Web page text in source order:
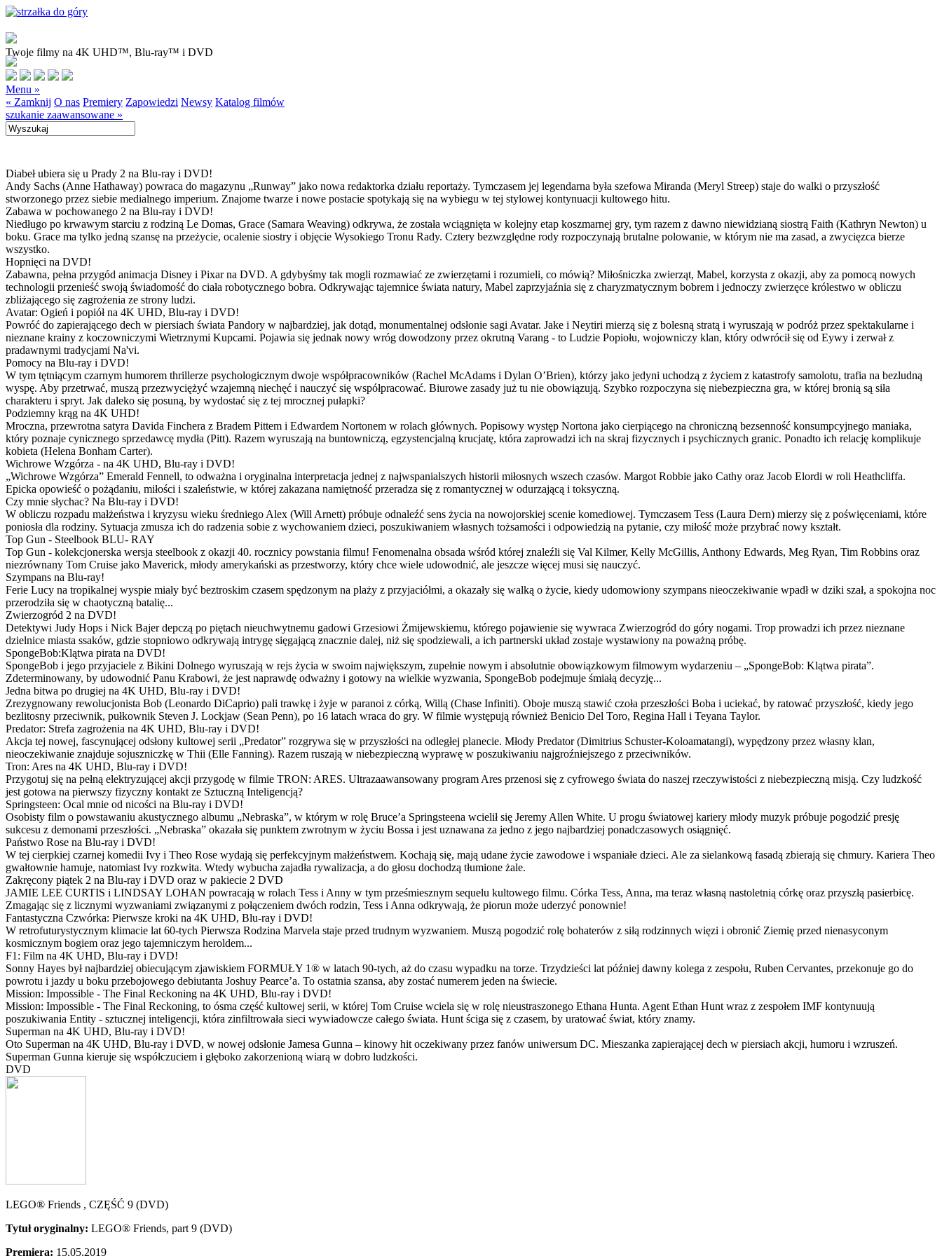
Twoje filmy na 4K UHD™, Blu-ray™ i DVD
Menu »
« Zamknij O nas Premiery Zapowiedzi Newsy Katalog filmów
szukanie zaawansowane »
Diabeł ubiera się u Prady 2 na Blu-ray i DVD!
Andy Sachs (Anne Hathaway) powraca do magazynu „Runway” jako nowa redaktorka działu reportaży. Tymczasem jej legendarna była szefowa Miranda (Meryl Streep) staje do walki o przyszłość
stworzonego przez siebie medialnego imperium. Znajome twarze i nowe postacie spotykają się na wybiegu w tej stylowej kontynuacji kultowego hitu.
Zabawa w pochowanego 2 na Blu-ray i DVD!
Niedługo po krwawym starciu z rodziną Le Domas, Grace (Samara Weaving) odkrywa, że została wciągnięta w kolejny etap koszmarnej gry, tym razem z dawno niewidzianą siostrą Faith (Kathryn Newton) u
boku. Grace ma tylko jedną szansę na przeżycie, ocalenie siostry i objęcie Wysokiego Tronu Rady. Cztery bezwzględne rody rozpoczynają brutalne polowanie, w którym nie ma zasad, a zwycięzca bierze
wszystko.
Hopnięci na DVD!
Zabawna, pełna przygód animacja Disney i Pixar na DVD. A gdybyśmy tak mogli rozmawiać ze zwierzętami i rozumieli, co mówią? Miłośniczka zwierząt, Mabel, korzysta z okazji, aby za pomocą nowych
technologii przenieść swoją świadomość do ciała robotycznego bobra. Odkrywając tajemnice świata natury, Mabel zaprzyjaźnia się z charyzmatycznym bobrem i jednoczy zwierzęce królestwo w obliczu
zbliżającego się zagrożenia ze strony ludzi.
Avatar: Ogień i popiół na 4K UHD, Blu-ray i DVD!
Powróć do zapierającego dech w piersiach świata Pandory w najbardziej, jak dotąd, monumentalnej odsłonie sagi Avatar. Jake i Neytiri mierzą się z bolesną stratą i wyruszają w podróż przez spektakularne i
nieznane krainy z koczowniczymi Wietrznymi Kupcami. Pojawia się jednak nowy wróg dowodzony przez okrutną Varang - to Ludzie Popiołu, wojowniczy klan, który odwrócił się od Eywy i zerwał z
pradawnymi tradycjami Na'vi.
Pomocy na Blu-ray i DVD!
W tym tętniącym czarnym humorem thrillerze psychologicznym dwoje współpracowników (Rachel McAdams i Dylan O’Brien), którzy jako jedyni uchodzą z życiem z katastrofy samolotu, trafia na bezludną
wyspę. Aby przetrwać, muszą przezwyciężyć wzajemną niechęć i nauczyć się współpracować. Biurowe zasady już tu nie obowiązują. Szybko rozpoczyna się niebezpieczna gra, w której bronią są siła
charakteru i spryt. Jak daleko się posuną, by wydostać się z tej mrocznej pułapki?
Podziemny krąg na 4K UHD!
Mroczna, przewrotna satyra Davida Finchera z Bradem Pittem i Edwardem Nortonem w rolach głównych. Popisowy występ Nortona jako cierpiącego na chroniczną bezsenność konsumpcyjnego maniaka,
który poznaje cynicznego sprzedawcę mydła (Pitt). Razem wyruszają na buntowniczą, egzystencjalną krucjatę, która zaprowadzi ich na skraj fizycznych i psychicznych granic. Ponadto ich relację komplikuje
kobieta (Helena Bonham Carter).
Wichrowe Wzgórza - na 4K UHD, Blu-ray i DVD!
„Wichrowe Wzgórza” Emerald Fennell, to odważna i oryginalna interpretacja jednej z najwspanialszych historii miłosnych wszech czasów. Margot Robbie jako Cathy oraz Jacob Elordi w roli Heathcliffa.
Epicka opowieść o pożądaniu, miłości i szaleństwie, w której zakazana namiętność przeradza się z romantycznej w odurzającą i toksyczną.
Czy mnie słychac? Na Blu-ray i DVD!
W obliczu rozpadu małżeństwa i kryzysu wieku średniego Alex (Will Arnett) próbuje odnaleźć sens życia na nowojorskiej scenie komediowej. Tymczasem Tess (Laura Dern) mierzy się z poświęceniami, które
poniosła dla rodziny. Sytuacja zmusza ich do radzenia sobie z wychowaniem dzieci, poszukiwaniem własnych tożsamości i odpowiedzią na pytanie, czy miłość może przybrać nowy kształt.
Top Gun - Steelbook BLU- RAY
Top Gun - kolekcjonerska wersja steelbook z okazji 40. rocznicy powstania filmu! Fenomenalna obsada wśród której znaleźli się Val Kilmer, Kelly McGillis, Anthony Edwards, Meg Ryan, Tim Robbins oraz
niezrównany Tom Cruise jako Maverick, młody amerykański as przestworzy, który chce wiele udowodnić, ale jeszcze więcej musi się nauczyć.
Szympans na Blu-ray!
Ferie Lucy na tropikalnej wyspie miały być beztroskim czasem spędzonym na plaży z przyjaciółmi, a okazały się walką o życie, kiedy udomowiony szympans nieoczekiwanie wpadł w dziki szał, a spokojna noc
przerodziła się w chaotyczną batalię...
Zwierzogród 2 na DVD!
Detektywi Judy Hops i Nick Bajer depczą po piętach nieuchwytnemu gadowi Grzesiowi Żmijewskiemu, którego pojawienie się wywraca Zwierzogród do góry nogami. Trop prowadzi ich przez nieznane
dzielnice miasta ssaków, gdzie stopniowo odkrywają intrygę sięgającą znacznie dalej, niż się spodziewali, a ich partnerski układ zostaje wystawiony na poważną próbę.
SpongeBob:Klątwa pirata na DVD!
SpongeBob i jego przyjaciele z Bikini Dolnego wyruszają w rejs życia w swoim największym, zupełnie nowym i absolutnie obowiązkowym filmowym wydarzeniu – „SpongeBob: Klątwa pirata”.
Zdeterminowany, by udowodnić Panu Krabowi, że jest naprawdę odważny i gotowy na wielkie wyzwania, SpongeBob podejmuje śmiałą decyzję...
Jedna bitwa po drugiej na 4K UHD, Blu-ray i DVD!
Zrezygnowany rewolucjonista Bob (Leonardo DiCaprio) pali trawkę i żyje w paranoi z córką, Willą (Chase Infiniti). Oboje muszą stawić czoła przeszłości Boba i uciekać, by ratować przyszłość, kiedy jego
bezlitosny przeciwnik, pułkownik Steven J. Lockjaw (Sean Penn), po 16 latach wraca do gry. W filmie występują również Benicio Del Toro, Regina Hall i Teyana Taylor.
Predator: Strefa zagrożenia na 4K UHD, Blu-ray i DVD!
Akcja tej nowej, fascynującej odsłony kultowej serii „Predator” rozgrywa się w przyszłości na odległej planecie. Młody Predator (Dimitrius Schuster-Koloamatangi), wypędzony przez własny klan,
nieoczekiwanie znajduje sojuszniczkę w Thii (Elle Fanning). Razem ruszają w niebezpieczną wyprawę w poszukiwaniu najgroźniejszego z przeciwników.
Tron: Ares na 4K UHD, Blu-ray i DVD!
Przygotuj się na pełną elektryzującej akcji przygodę w filmie TRON: ARES. Ultrazaawansowany program Ares przenosi się z cyfrowego świata do naszej rzeczywistości z niebezpieczną misją. Czy ludzkość
jest gotowa na pierwszy fizyczny kontakt ze Sztuczną Inteligencją?
Springsteen: Ocal mnie od nicości na Blu-ray i DVD!
Osobisty film o powstawaniu akustycznego albumu „Nebraska”, w którym w rolę Bruce’a Springsteena wcielił się Jeremy Allen White. U progu światowej kariery młody muzyk próbuje pogodzić presję
sukcesu z demonami przeszłości. „Nebraska” okazała się punktem zwrotnym w życiu Bossa i jest uznawana za jedno z jego najbardziej ponadczasowych osiągnięć.
Państwo Rose na Blu-ray i DVD!
W tej cierpkiej czarnej komedii Ivy i Theo Rose wydają się perfekcyjnym małżeństwem. Kochają się, mają udane życie zawodowe i wspaniałe dzieci. Ale za sielankową fasadą zbierają się chmury. Kariera Theo
gwałtownie hamuje, natomiast Ivy rozkwita. Wtedy wybucha zajadła rywalizacja, a do głosu dochodzą tłumione żale.
Zakręcony piątek 2 na Blu-ray i DVD oraz w pakiecie 2 DVD
JAMIE LEE CURTIS i LINDSAY LOHAN powracają w rolach Tess i Anny w tym prześmiesznym sequelu kultowego filmu. Córka Tess, Anna, ma teraz własną nastoletnią córkę oraz przyszłą pasierbicę.
Zmagając się z licznymi wyzwaniami związanymi z połączeniem dwóch rodzin, Tess i Anna odkrywają, że piorun może uderzyć ponownie!
Fantastyczna Czwórka: Pierwsze kroki na 4K UHD, Blu-ray i DVD!
W retrofuturystycznym klimacie lat 60-tych Pierwsza Rodzina Marvela staje przed trudnym wyzwaniem. Muszą pogodzić rolę bohaterów z siłą rodzinnych więzi i obronić Ziemię przed nienasyconym
kosmicznym bogiem oraz jego tajemniczym heroldem...
F1: Film na 4K UHD, Blu-ray i DVD!
Sonny Hayes był najbardziej obiecującym zjawiskiem FORMUŁY 1® w latach 90-tych, aż do czasu wypadku na torze. Trzydzieści lat później dawny kolega z zespołu, Ruben Cervantes, przekonuje go do
powrotu i jazdy u boku przebojowego debiutanta Joshuy Pearce’a. To ostatnia szansa, aby zostać numerem jeden na świecie.
Mission: Impossible - The Final Reckoning na 4K UHD, Blu-ray i DVD!
Mission: Impossible - The Final Reckoning, to ósma część kultowej serii, w której Tom Cruise wciela się w rolę nieustraszonego Ethana Hunta. Agent Ethan Hunt wraz z zespołem IMF kontynuują
poszukiwania Entity - sztucznej inteligencji, która zinfiltrowała sieci wywiadowcze całego świata. Hunt ściga się z czasem, by uratować świat, który znamy.
Superman na 4K UHD, Blu-ray i DVD!
Oto Superman na 4K UHD, Blu-ray i DVD, w nowej odsłonie Jamesa Gunna – kinowy hit oczekiwany przez fanów uniwersum DC. Mieszanka zapierającej dech w piersiach akcji, humoru i wzruszeń.
Superman Gunna kieruje się współczuciem i głęboko zakorzenioną wiarą w dobro ludzkości.
DVD
LEGO® Friends , CZĘŚĆ 9 (DVD)
Tytuł oryginalny: LEGO® Friends, part 9 (DVD)
Premiera: 15.05.2019